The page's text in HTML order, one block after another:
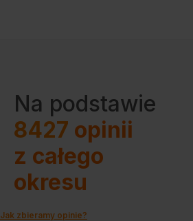
Na podstawie
8427 opinii
z całego
okresu
Jak zbieramy opinie?